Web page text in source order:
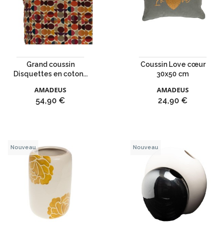
Grand coussin
Disquettes en coton...
AMADEUS
Prix
54,90 €
Coussin Love cœur
30x50 cm
AMADEUS
Prix
24,90 €
Nouveau Nouveau